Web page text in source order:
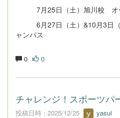
7月25日（土）旭川校 オー
6月27日（土）&10月3日（
ャンパス
0 0
チャレンジ！スポーツパ
投稿日時 : 2025/12/25 yasui